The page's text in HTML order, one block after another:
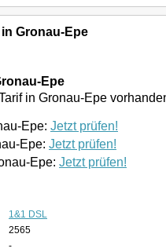
Gronau-Epe
Epe
in Gronau-Epe
Epe: Jetzt prüfen!
Epe: Jetzt prüfen!
Epe: Jetzt prüfen!
1&1 DSL
2565
-